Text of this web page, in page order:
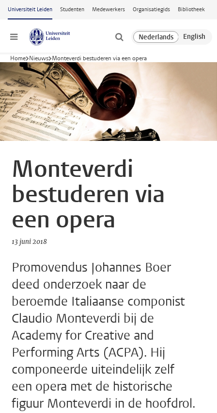
Ga naar hoofdinhoud
Universiteit Leiden Studenten Medewerkers Organisatiegids Bibliotheek
Menu
Home Nieuws Monteverdi bestuderen via een opera
Monteverdi
bestuderen via
een opera
13 juni 2018
Promovendus Johannes Boer
deed onderzoek naar de
beroemde Italiaanse componist
Claudio Monteverdi bij de
Academy for Creative and
Performing Arts (ACPA). Hij
componeerde uiteindelijk zelf
een opera met de historische
figuur Monteverdi in de hoofdrol.